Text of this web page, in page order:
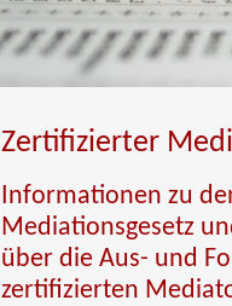
Zertifizierter
Informationen zu
Mediationsgesetz
über die Aus- und
zertifizierten